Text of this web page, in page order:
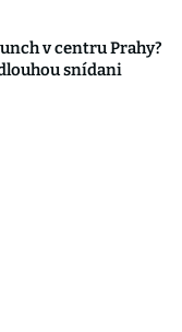
v centru Prahy?
snídani